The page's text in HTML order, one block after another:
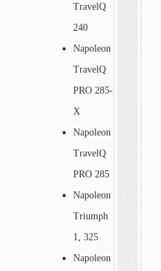
TravelQ
240
Napoleon
TravelQ
PRO 285-
X
Napoleon
TravelQ
PRO 285
Napoleon
Triumph
1, 325
Napoleon